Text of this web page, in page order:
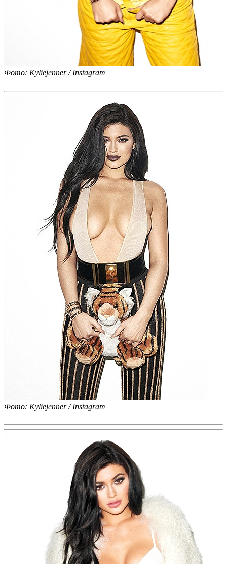
Фото: Kyliejenner / Instagram
Фото: Kyliejenner / Instagram